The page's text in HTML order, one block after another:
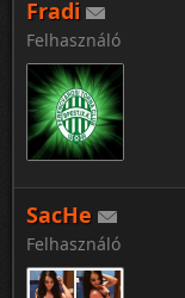
Fradi
Felhasználó
SacHe
Felhasználó